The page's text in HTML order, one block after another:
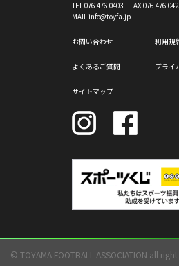
TEL076-476-0403 FAX 076-476-
MAIL info@toyfa.jp
お問い合わせ 利用規
よくあるご質問 プライ
サイトマップ
© TOYAMA FOOTBALL ASSOCIATION all